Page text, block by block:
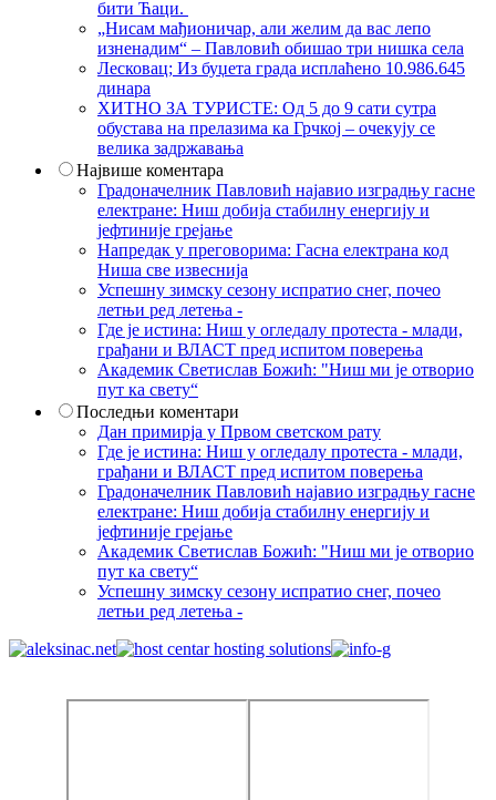
бити Ћаци.
„Нисам мађионичар, али желим да вас лепо
изненадим“ – Павловић обишао три нишка села
Лесковац; Из буџета града исплаћено 10.986.645
динара
ХИТНО ЗА ТУРИСТЕ: Од 5 до 9 сати сутра
обустава на прелазима ка Грчкој – очекују се
велика задржавања
Највише коментара
Градоначелник Павловић најавио изградњу гасне
електране: Ниш добија стабилну енергију и
јефтиније грејање
Напредак у преговорима: Гасна електрана код
Ниша све извеснија
Успешну зимску сезону испратио снег, почео
летњи ред летења -
Где је истина: Ниш у огледалу протеста - млади,
грађани и ВЛАСТ пред испитом поверења
Академик Светислав Божић: "Ниш ми је отворио
пут ка свету“
Последњи коментари
Дан примирја у Првом светском рату
Где је истина: Ниш у огледалу протеста - млади,
грађани и ВЛАСТ пред испитом поверења
Градоначелник Павловић најавио изградњу гасне
електране: Ниш добија стабилну енергију и
јефтиније грејање
Академик Светислав Божић: "Ниш ми је отворио
пут ка свету“
Успешну зимску сезону испратио снег, почео
летњи ред летења -